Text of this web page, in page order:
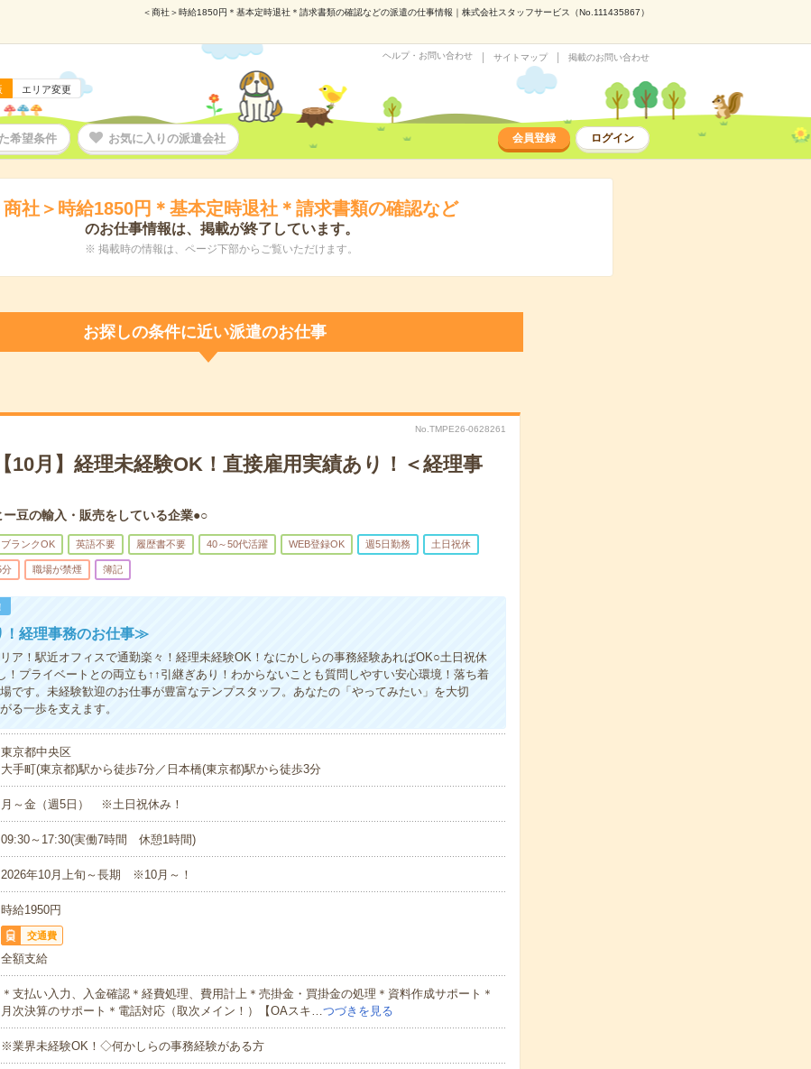
＜商社＞時給1850円＊基本定時退社＊請求書類の確認などの派遣の仕事情報｜株式会社スタッフサービス（No.111435867）
エリア変更
ヘルプ・お問い合わせ サイトマップ 掲載のお問い合わせ
希望条件 お気に入りの派遣会社 会員登録 ログイン
商社＞時給1850円＊基本定時退社＊請求書類の確認など
のお仕事情報は、掲載が終了しています。
※ 掲載時の情報は、ページ下部からご覧いただけます。
お探しの条件に近い派遣のお仕事
No.TMPE26-0628261
10月】経理未経験OK！直接雇用実績あり！＜経理事
ー豆の輸入・販売をしている企業●○
ブランクOK 英語不要 履歴書不要 40～50代活躍 WEB登録OK 週5日勤務 土日祝休
分 職場が禁煙 簿記
経理事務のお仕事≫
ア！駅近オフィスで通勤楽々！経理未経験OK！なにかしらの事務経験あればOK○土日祝休
！プライベートとの両立も↑↑引継ぎあり！わからないことも質問しやすい安心環境！落ち着
です。未経験歓迎のお仕事が豊富なテンプスタッフ。あなたの「やってみたい」を大切
る一歩を支えます。
東京都中央区
大手町(東京都)駅から徒歩7分／日本橋(東京都)駅から徒歩3分
月～金（週5日） ※土日祝休み！
09:30～17:30(実働7時間 休憩1時間)
2026年10月上旬～長期 ※10月～！
時給1950円
交通費
全額支給
＊支払い入力、入金確認＊経費処理、費用計上＊売掛金・買掛金の処理＊資料作成サポート＊
月次決算のサポート＊電話対応（取次メイン！）【OAスキ…つづきを見る
※業界未経験OK！◇何かしらの事務経験がある方